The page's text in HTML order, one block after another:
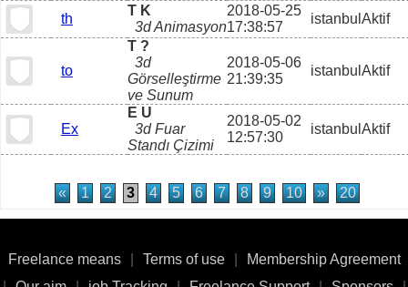
th
T K
3d Animasyon
2018-05-25
17:38:57
istanbul Aktif
to
T ?
3d
Görselleştirme
ve Sunum
2018-05-06
21:39:35
istanbul Aktif
Ex
E U
3d Fuar
Standı Çizimi
2018-05-02
12:57:30
istanbul Aktif
« 1 2 3 4 5 6 7 8 9 10 » 20
Freelance means Terms of use
Membership Agreement